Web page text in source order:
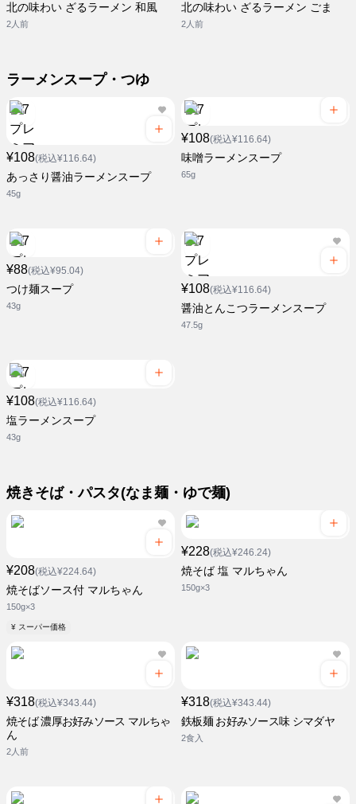
北の味わい ざるラーメン 和風
2人前
北の味わい ざるラーメン ごま
2人前
ラーメンスープ・つゆ
¥108(税込¥116.64)
あっさり醤油ラーメンスープ
45g
¥108(税込¥116.64)
味噌ラーメンスープ
65g
¥88(税込¥95.04)
つけ麺スープ
43g
¥108(税込¥116.64)
醤油とんこつラーメンスープ
47.5g
¥108(税込¥116.64)
塩ラーメンスープ
43g
焼きそば・パスタ(なま麺・ゆで麺)
¥208(税込¥224.64)
焼そばソース付 マルちゃん
150g×3
¥ スーパー価格
¥228(税込¥246.24)
焼そば 塩 マルちゃん
150g×3
¥318(税込¥343.44)
焼そば 濃厚お好みソース マルちゃ
ん
2人前
¥318(税込¥343.44)
鉄板麺 お好みソース味 シマダヤ
2食入